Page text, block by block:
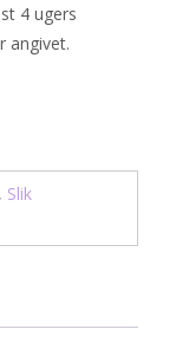
4 ugers
angivet.
, Slik